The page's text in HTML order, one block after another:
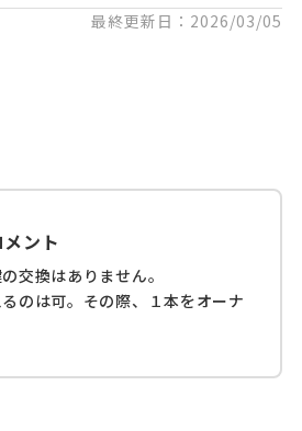
最終更新日：2026/03/05
ント
交換はありません。
のは可。その際、１本をオーナ